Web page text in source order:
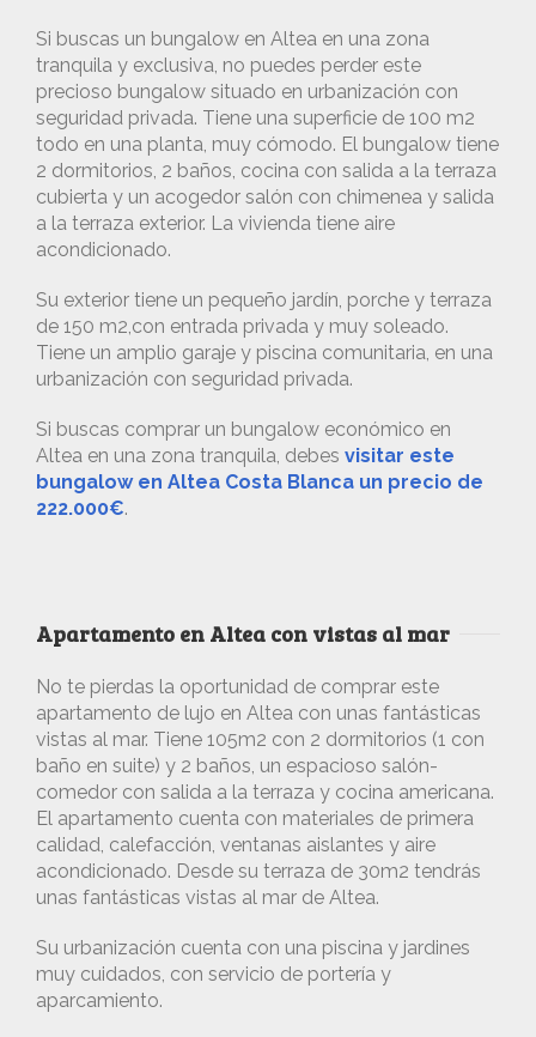
Si buscas un bungalow en Altea en una zona
tranquila y exclusiva, no puedes perder este
precioso bungalow situado en urbanización con
seguridad privada. Tiene una superficie de 100 m2
todo en una planta, muy cómodo. El bungalow tiene
2 dormitorios, 2 baños, cocina con salida a la terraza
cubierta y un acogedor salón con chimenea y salida
a la terraza exterior. La vivienda tiene aire
acondicionado.
Su exterior tiene un pequeño jardín, porche y terraza
de 150 m2,con entrada privada y muy soleado.
Tiene un amplio garaje y piscina comunitaria, en una
urbanización con seguridad privada.
Si buscas comprar un bungalow económico en
Altea en una zona tranquila, debes visitar este
bungalow en Altea Costa Blanca un precio de
222.000€.
Apartamento en Altea con vistas al mar
No te pierdas la oportunidad de comprar este
apartamento de lujo en Altea con unas fantásticas
vistas al mar. Tiene 105m2 con 2 dormitorios (1 con
baño en suite) y 2 baños, un espacioso salón-
comedor con salida a la terraza y cocina americana.
El apartamento cuenta con materiales de primera
calidad, calefacción, ventanas aislantes y aire
acondicionado. Desde su terraza de 30m2 tendrás
unas fantásticas vistas al mar de Altea.
Su urbanización cuenta con una piscina y jardines
muy cuidados, con servicio de portería y
aparcamiento.